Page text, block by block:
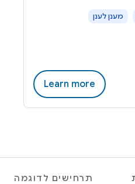
מענן לענן
Learn more
תרחישים לדוגמה